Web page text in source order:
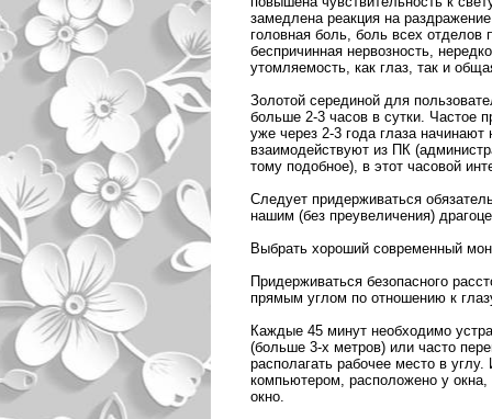
замедлена реакция на
головная боль, боль всех отделов
беспричинная нервозность,
утомляемость, как глаз, так и
Золотой серединой для
больше 2-3 часов в сутки. Частое
уже через 2-3 года глаза
взаимодействуют из ПК
тому подобное), в этот часовой
Следует придерживаться
нашим (без преувеличения)
Выбрать хороший современный
Придерживаться безопасного
прямым углом по отношению к
Каждые 45 минут необходимо
(больше 3-х метров) или часто
располагать рабочее место в
компьютером, расположено у окна,
окно.